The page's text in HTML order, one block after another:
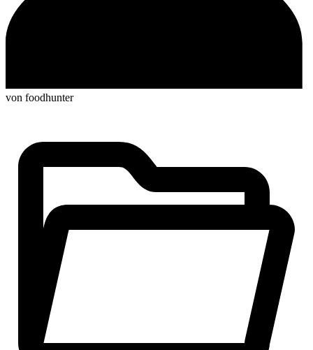
von foodhunter